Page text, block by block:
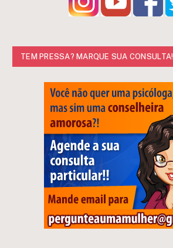
TEM PRESSA? MARQUE SUA CONSULTA!